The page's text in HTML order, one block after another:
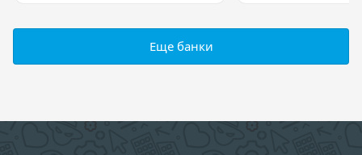
Еще банки